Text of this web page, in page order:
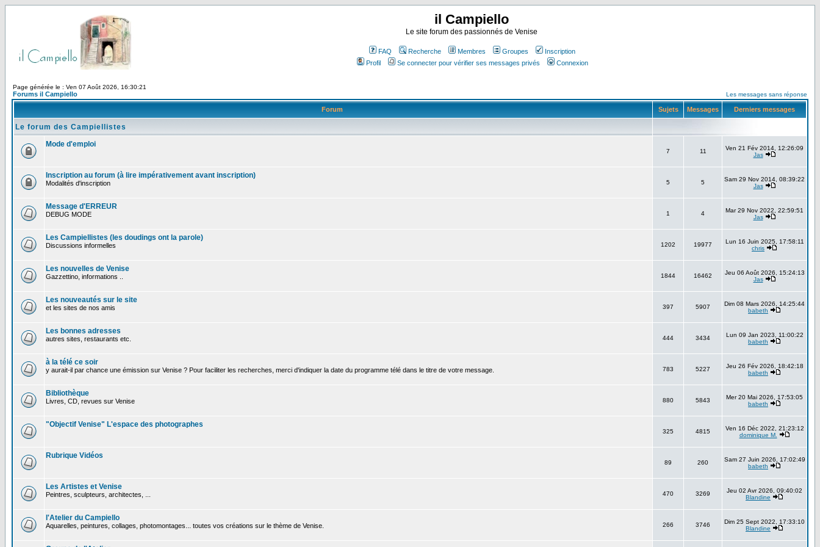
il Campiello
Le site forum des passionnés de Venise
FAQ Recherche Membres Groupes
Inscription
Profil
Se connecter pour vérifier ses messages privés Connexion
Page générée le : Ven 07 Août 2026, 16:30:21
Forums il Campiello Les messages sans réponse
Forum Sujets Messages Derniers messages
Le forum des Campiellistes
Mode d'emploi
7 11
Ven 21 Fév 2014, 12:26:09
Jas
Inscription au forum (à lire impérativement avant inscription)
Modalités d'inscription 5 5
Sam 29 Nov 2014, 08:39:22
Jas
Message d'ERREUR
DEBUG MODE 1 4
Mar 29 Nov 2022, 22:59:51
Jas
Les Campiellistes (les doudings ont la parole)
Discussions informelles 1202 19977
Lun 16 Juin 2025, 17:58:11
chris
Les nouvelles de Venise
Gazzettino, informations .. 1844 16462
Jeu 06 Août 2026, 15:24:13
Jas
Les nouveautés sur le site
et les sites de nos amis 397 5907
Dim 08 Mars 2026, 14:25:44
babeth
Les bonnes adresses
autres sites, restaurants etc. 444 3434
Lun 09 Jan 2023, 11:00:22
babeth
à la télé ce soir
y aurait-il par chance une émission sur Venise ? Pour faciliter les recherches, merci d'indiquer la date du programme télé dans le titre de votre message. 783 5227
Jeu 26 Fév 2026, 18:42:18
babeth
Bibliothèque
Livres, CD, revues sur Venise 880 5843
Mer 20 Mai 2026, 17:53:05
babeth
"Objectif Venise" L'espace des photographes
325 4815
Ven 16 Déc 2022, 21:23:12
dominique M.
Rubrique Vidéos
89 260
Sam 27 Juin 2026, 17:02:49
babeth
Les Artistes et Venise
Peintres, sculpteurs, architectes, ... 470 3269
Jeu 02 Avr 2026, 09:40:02
Blandine
l'Atelier du Campiello
Aquarelles, peintures, collages, photomontages... toutes vos créations sur le thème de Venise. 266 3746
Dim 25 Sept 2022, 17:33:10
Blandine